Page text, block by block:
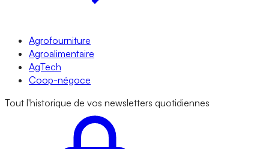
Agrofourniture
Agroalimentaire
AgTech
Coop-négoce
Tout l'historique de vos newsletters quotidiennes